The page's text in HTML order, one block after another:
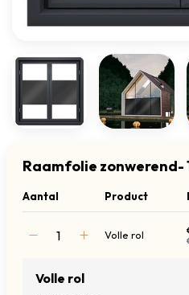
Raamfolie zonwerend-
Aantal Product
Volle rol
Volle rol